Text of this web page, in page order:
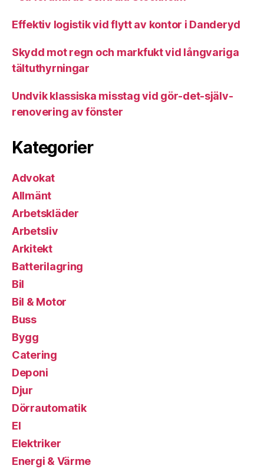
Effektiv logistik vid flytt av kontor i Danderyd
Skydd mot regn och markfukt vid långvariga
tältuthyrningar
Undvik klassiska misstag vid gör-det-själv-
renovering av fönster
Kategorier
Advokat
Allmänt
Arbetskläder
Arbetsliv
Arkitekt
Batterilagring
Bil
Bil & Motor
Buss
Bygg
Catering
Deponi
Djur
Dörrautomatik
El
Elektriker
Energi & Värme